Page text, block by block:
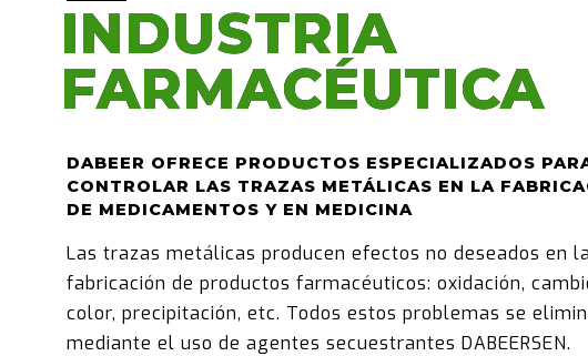
INDUSTRIA
FARMACÉUTICA
INDUSTRIA
FARMACÉUTICA
DABEER OFRECE PRODUCTOS ESPECIALIZADOS
CONTROLAR LAS TRAZAS METÁLICAS EN LA
DE MEDICAMENTOS Y EN MEDICINA
Las trazas metálicas producen efectos no deseados en la
fabricación de productos farmacéuticos: oxidación,
color, precipitación, etc. Todos estos problemas se
mediante el uso de agentes secuestrantes DABEERSEN.